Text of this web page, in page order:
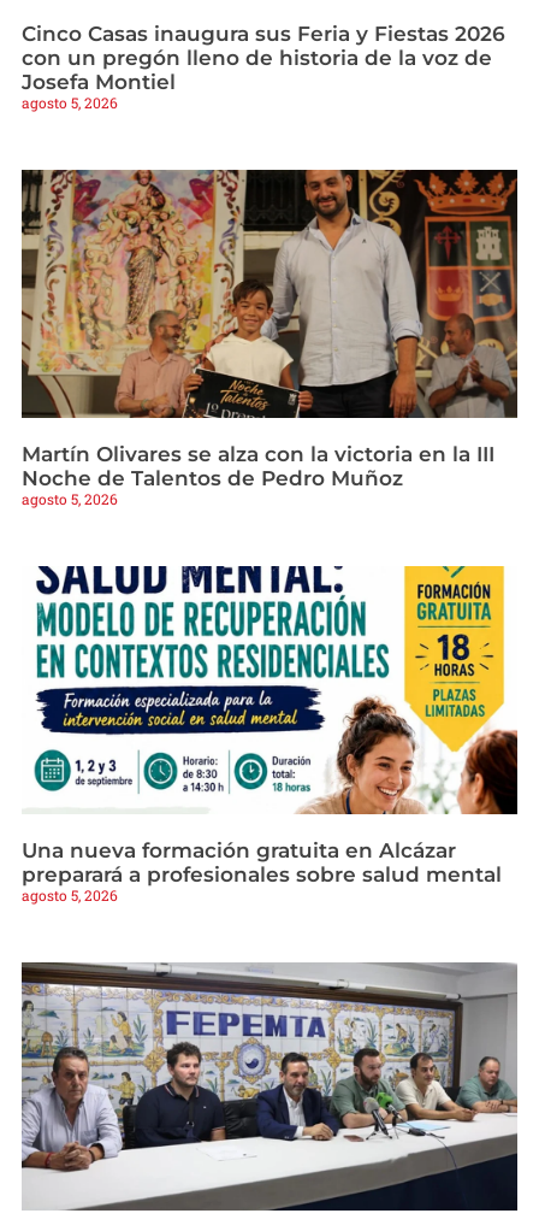
Cinco Casas inaugura sus Feria y Fiestas 2026
con un pregón lleno de historia de la voz de
Josefa Montiel
agosto 5, 2026
Martín Olivares se alza con la victoria en la III
Noche de Talentos de Pedro Muñoz
agosto 5, 2026
Una nueva formación gratuita en Alcázar
preparará a profesionales sobre salud mental
agosto 5, 2026